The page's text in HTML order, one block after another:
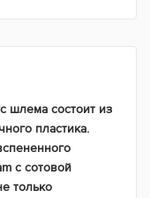
шлема состоит из
пластика.
с сотовой
только